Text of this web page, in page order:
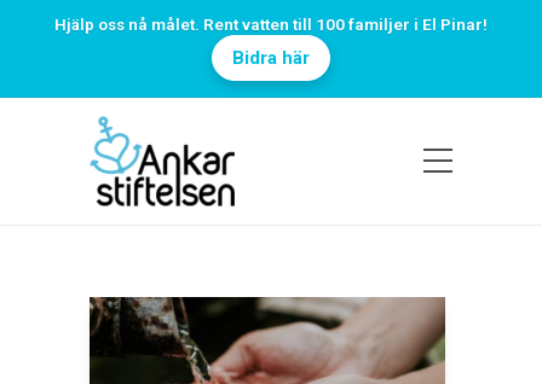
Hjälp oss nå målet. Rent vatten till 100 familjer i El Pinar!
Bidra här